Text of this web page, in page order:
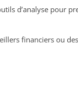
d’analyse pour
financiers ou